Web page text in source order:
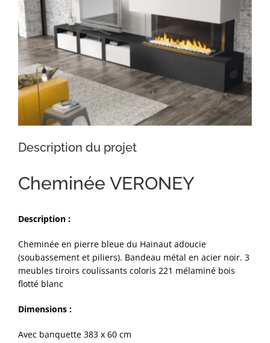
Description du projet
Cheminée VERONEY
Description :
Cheminée en pierre bleue du Hainaut adoucie
(soubassement et piliers). Bandeau métal en acier noir. 3
meubles tiroirs coulissants coloris 221 mélaminé bois
flotté blanc
Dimensions :
Avec banquette 383 x 60 cm